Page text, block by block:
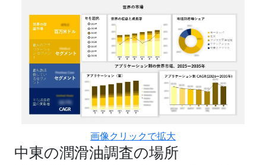
画像クリックで拡大
中東の潤滑油調査の場所